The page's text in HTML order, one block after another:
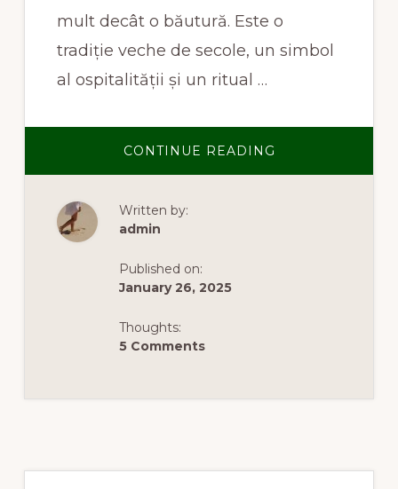
mult decât o băutură. Este o
tradiție veche de secole, un simbol
al ospitalității și un ritual …
CONTINUE READING
TURCEASCĂ:
Written by:
admin
Published on:
January 26, 2025
Thoughts:
5 Comments